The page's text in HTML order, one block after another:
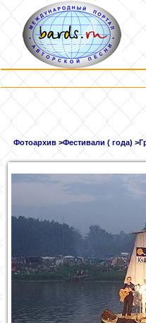
Фотоархив >Фестивали ( года) >